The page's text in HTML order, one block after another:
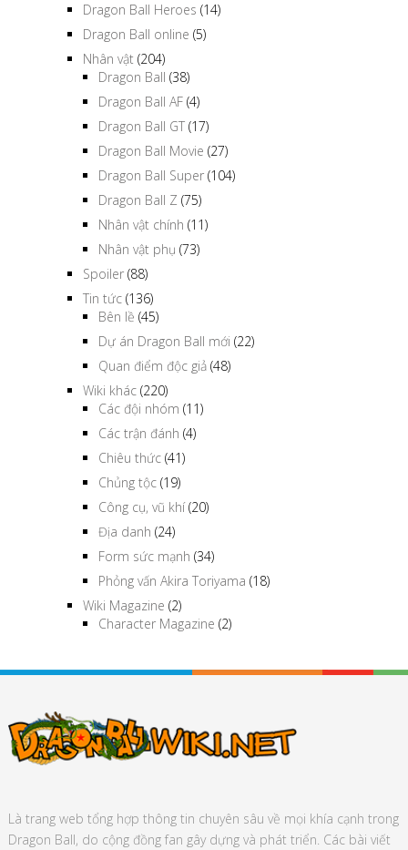
Dragon Ball Heroes (14)
Dragon Ball online (5)
Nhân vật (204)
Dragon Ball (38)
Dragon Ball AF (4)
Dragon Ball GT (17)
Dragon Ball Movie (27)
Dragon Ball Super (104)
Dragon Ball Z (75)
Nhân vật chính (11)
Nhân vật phụ (73)
Spoiler (88)
Tin tức (136)
Bên lề (45)
Dự án Dragon Ball mới (22)
Quan điểm độc giả (48)
Wiki khác (220)
Các đội nhóm (11)
Các trận đánh (4)
Chiêu thức (41)
Chủng tộc (19)
Công cụ, vũ khí(20)
Địa danh (24)
Form sức mạnh (34)
Phỏng vấn Akira Toriyama (18)
Wiki Magazine (2)
Character Magazine (2)
Là trang web tổng hợp thông tin chuyên sâu về mọi khía cạnh trong
Dragon Ball, do cộng đồng fan gây dựng và phát triển. Các bài viết